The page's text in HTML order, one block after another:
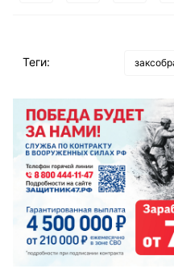
Теги: